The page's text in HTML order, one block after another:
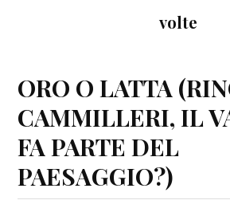
volte
ORO O LATTA
CAMMILLERI, IL
FA PARTE DEL
PAESAGGIO?)